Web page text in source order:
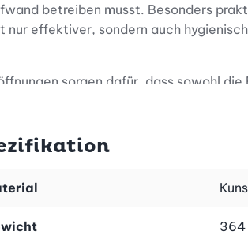
betreiben musst. Besonders
effektiver, sondern auch
sorgen dafür, dass sowohl
an und findet in jedem
364